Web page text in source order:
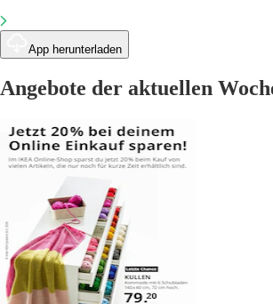
App herunterladen
Angebote der aktuellen